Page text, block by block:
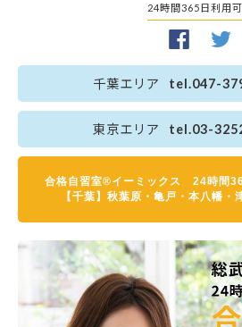
24時間365日利用
千葉エリア tel.047-
東京エリア tel.03-
合格自習室®イーミックス 24時間
【千葉】秋葉原・亀戸・本八幡・